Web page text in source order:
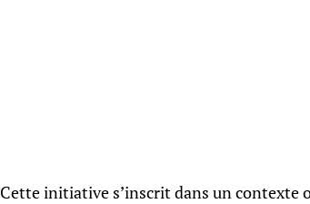
Cette initiative s’inscrit dans un contexte